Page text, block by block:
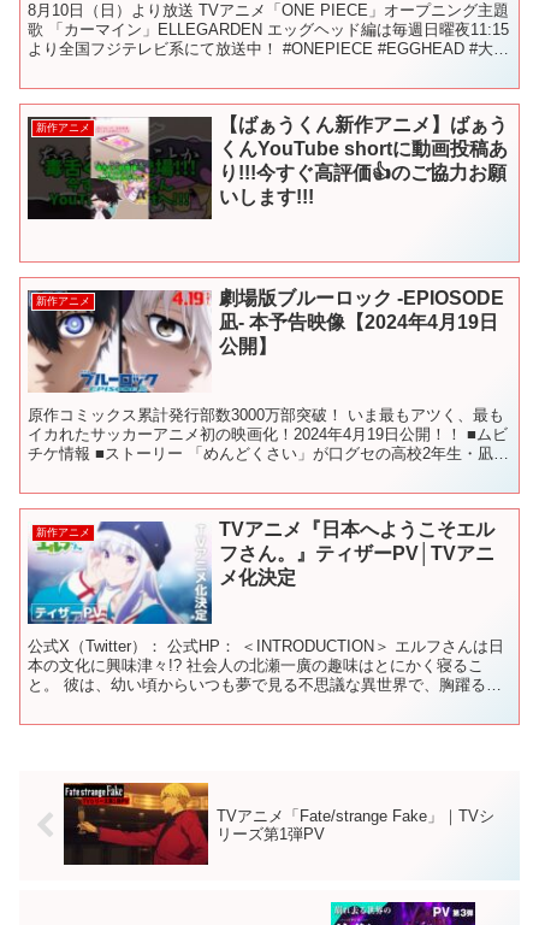
8月10日（日）より放送 TVアニメ「ONE PIECE」オープニング主題
歌 「カーマイン」ELLEGARDEN エッグヘッド編は毎週日曜夜11:15
より全国フジテレビ系にて放送中！ #ONEPIECE #EGGHEAD #大海
新作アニメ
【ばぁうくん新作アニメ】ばぁう
くんYouTube shortに動画投稿あ
り!!!今すぐ高評価👍のご協力お願
いします!!!
新作アニメ
劇場版ブルーロック -EPIOSODE
凪- 本予告映像【2024年4月19日
公開】
原作コミックス累計発行部数3000万部突破！ いま最もアツく、最も
イカれたサッカーアニメ初の映画化！2024年4月19日公開！！ ■ムビ
チケ情報 ■ストーリー 「めんどくさい」が口グセの高校2年生・凪
新作アニメ
TVアニメ『日本へようこそエル
フさん。』ティザーPV│TVアニ
メ化決定
公式X（Twitter）： 公式HP： ＜INTRODUCTION＞ エルフさんは日
本の文化に興味津々!? 社会人の北瀬一廣の趣味はとにかく寝るこ
と。 彼は、幼い頃からいつも夢で見る不思議な異世界で、胸躍る冒
TVアニメ「Fate/strange Fake」｜TVシ
リーズ第1弾PV